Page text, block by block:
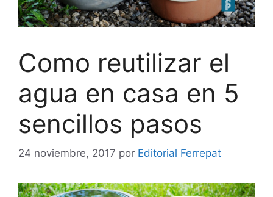
Como reutilizar el
agua en casa en 5
sencillos pasos
24 noviembre, 2017 por Editorial Ferrepat